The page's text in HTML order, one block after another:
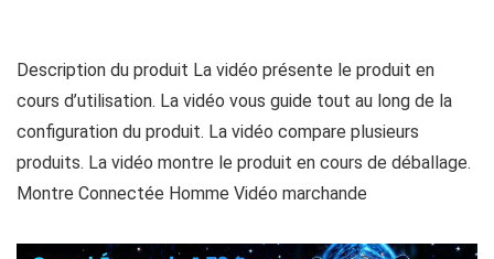
Description du produit La vidéo présente le produit en
cours d’utilisation. La vidéo vous guide tout au long de la
configuration du produit. La vidéo compare plusieurs
produits. La vidéo montre le produit en cours de déballage.
Montre Connectée Homme Vidéo marchande